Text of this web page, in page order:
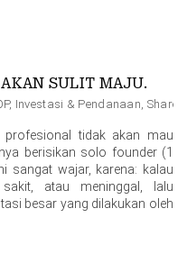
SULIT MAJU.
, Investasi & Pendanaan,
tidak akan mau
berisikan solo founder (1
sangat wajar, karena: kalau
atau meninggal, lalu
besar yang dilakukan oleh